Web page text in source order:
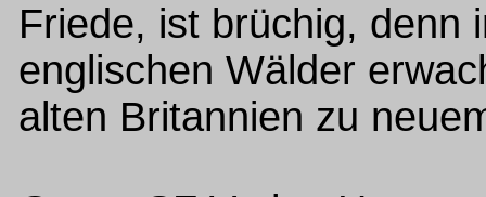
Friede, ist brüchig, denn
englischen Wälder
alten Britannien zu